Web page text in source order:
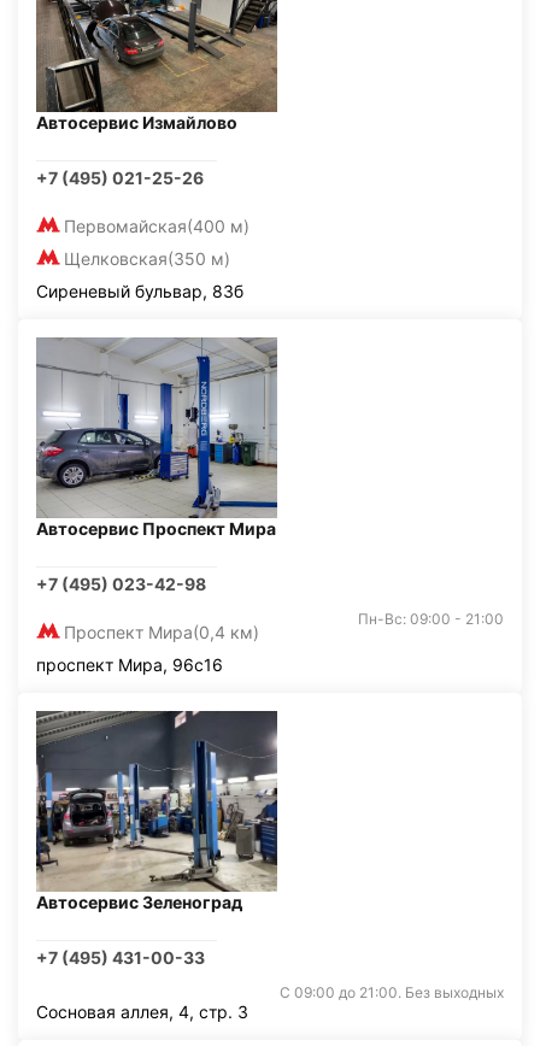
Автосервис Измайлово
+7 (495) 021-25-26
Первомайская(400 м)
Щелковская(350 м)
Сиреневый бульвар, 83б
Автосервис Проспект Мира
+7 (495) 023-42-98
Проспект Мира(0,4 км)
Пн-Вс: 09:00 - 21:00
проспект Мира, 96с16
Автосервис Зеленоград
+7 (495) 431-00-33
С 09:00 до 21:00. Без выходных
Сосновая аллея, 4, стр. 3